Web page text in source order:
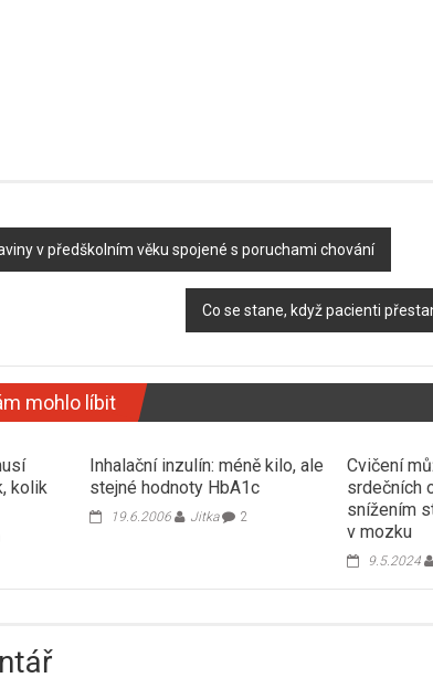
v předškolním věku spojené s poruchami chování
Co se stane, když pacienti
mohlo líbit
kolik
Inhalační inzulín: méně kilo, ale
stejné hodnoty HbA1c
19.6.2006 Jitka 2
Cvičení
srdečních
snížením
v mozku
9.5.2024